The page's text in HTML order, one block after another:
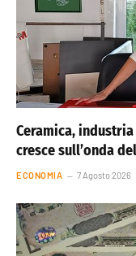
Ceramica,
cresce sull’onda
ECONOMIA 7 Agosto 2026